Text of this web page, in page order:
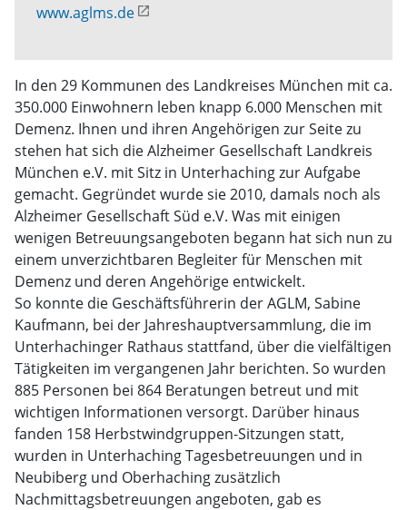
www.aglms.de
In den 29 Kommunen des Landkreises München mit ca.
350.000 Einwohnern leben knapp 6.000 Menschen mit
Demenz. Ihnen und ihren Angehörigen zur Seite zu
stehen hat sich die Alzheimer Gesellschaft Landkreis
München e.V. mit Sitz in Unterhaching zur Aufgabe
gemacht. Gegründet wurde sie 2010, damals noch als
Alzheimer Gesellschaft Süd e.V. Was mit einigen
wenigen Betreuungsangeboten begann hat sich nun zu
einem unverzichtbaren Begleiter für Menschen mit
Demenz und deren Angehörige entwickelt.
So konnte die Geschäftsführerin der AGLM, Sabine
Kaufmann, bei der Jahreshauptversammlung, die im
Unterhachinger Rathaus stattfand, über die vielfältigen
Tätigkeiten im vergangenen Jahr berichten. So wurden
885 Personen bei 864 Beratungen betreut und mit
wichtigen Informationen versorgt. Darüber hinaus
fanden 158 Herbstwindgruppen-Sitzungen statt,
wurden in Unterhaching Tagesbetreuungen und in
Neubiberg und Oberhaching zusätzlich
Nachmittagsbetreuungen angeboten, gab es